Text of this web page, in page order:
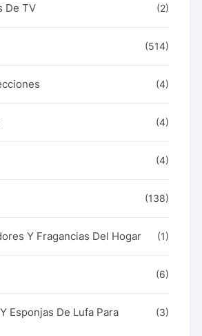
De TV (2)
(514)
(4)
(4)
(4)
(138)
Y Fragancias Del Hogar (1)
(6)
Esponjas De Lufa Para
(3)